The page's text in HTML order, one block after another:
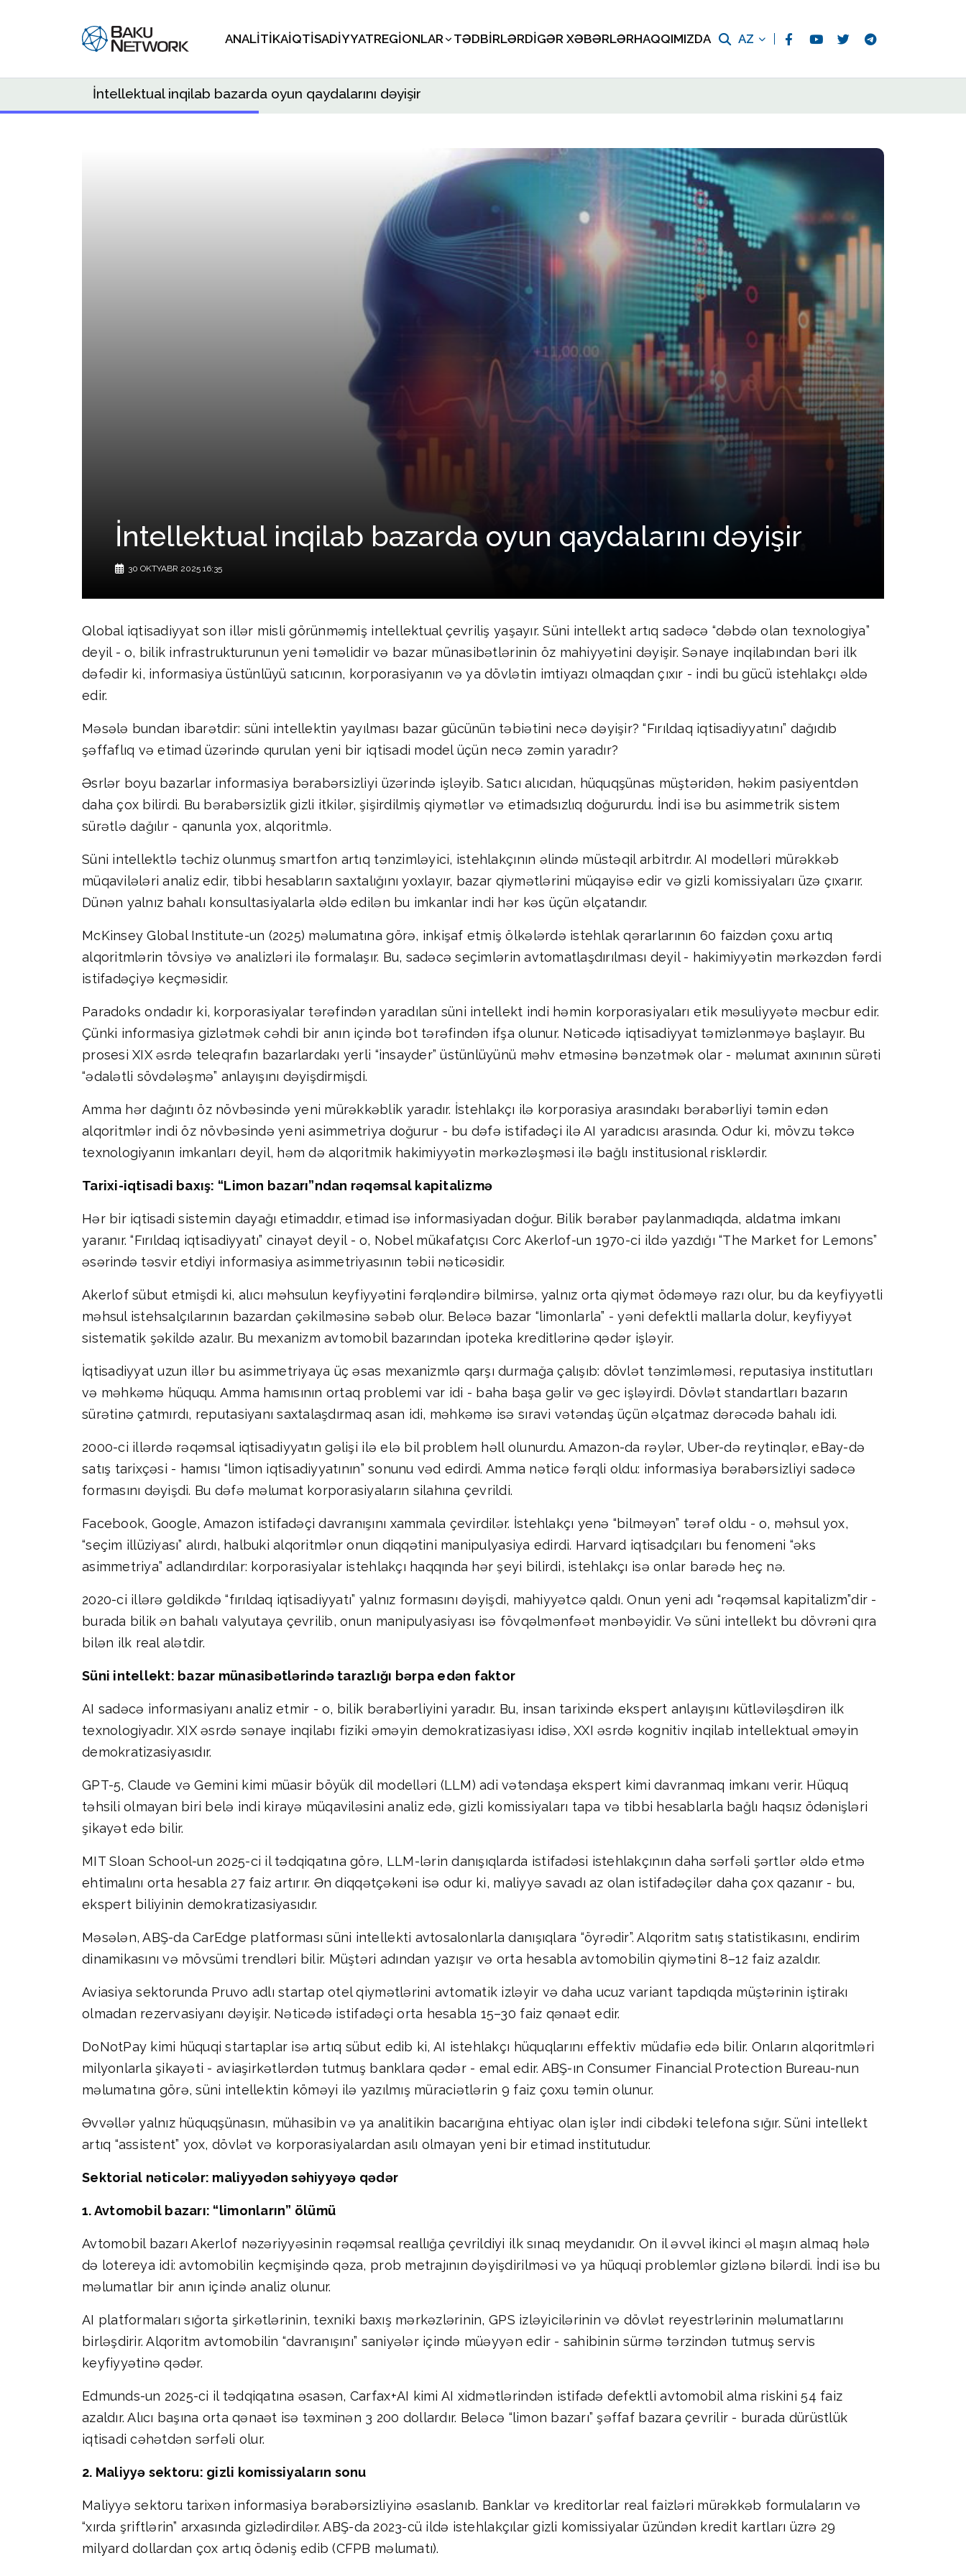
ANALITIKAİQTISADIYYATREGIONLAR TƏDBIRLƏRDIGƏR XƏBƏRLƏRHAQQIMIZDA AZ
İntellektual inqilab bazarda oyun qaydalarını dəyişir
İntellektual inqilab bazarda oyun qaydalarını dəyişir
30 OKTYABR 2025 16:35
Qlobal iqtisadiyyat son illər misli görünməmiş intellektual çevriliş yaşayır. Süni intellekt artıq sadəcə “dəbdə olan texnologiya”
deyil - o, bilik infrastrukturunun yeni təməlidir və bazar münasibətlərinin öz mahiyyətini dəyişir. Sənaye inqilabından bəri ilk
dəfədir ki, informasiya üstünlüyü satıcının, korporasiyanın və ya dövlətin imtiyazı olmaqdan çıxır - indi bu gücü istehlakçı əldə
edir.
Məsələ bundan ibarətdir: süni intellektin yayılması bazar gücünün təbiətini necə dəyişir? “Fırıldaq iqtisadiyyatını” dağıdıb
şəffaflıq və etimad üzərində qurulan yeni bir iqtisadi model üçün necə zəmin yaradır?
Əsrlər boyu bazarlar informasiya bərabərsizliyi üzərində işləyib. Satıcı alıcıdan, hüquqşünas müştəridən, həkim pasiyentdən
daha çox bilirdi. Bu bərabərsizlik gizli itkilər, şişirdilmiş qiymətlər və etimadsızlıq doğururdu. İndi isə bu asimmetrik sistem
sürətlə dağılır - qanunla yox, alqoritmlə.
Süni intellektlə təchiz olunmuş smartfon artıq tənzimləyici, istehlakçının əlində müstəqil arbitrdır. AI modelləri mürəkkəb
müqavilələri analiz edir, tibbi hesabların saxtalığını yoxlayır, bazar qiymətlərini müqayisə edir və gizli komissiyaları üzə çıxarır.
Dünən yalnız bahalı konsultasiyalarla əldə edilən bu imkanlar indi hər kəs üçün əlçatandır.
McKinsey Global Institute-un (2025) məlumatına görə, inkişaf etmiş ölkələrdə istehlak qərarlarının 60 faizdən çoxu artıq
alqoritmlərin tövsiyə və analizləri ilə formalaşır. Bu, sadəcə seçimlərin avtomatlaşdırılması deyil - hakimiyyətin mərkəzdən fərdi
istifadəçiyə keçməsidir.
Paradoks ondadır ki, korporasiyalar tərəfindən yaradılan süni intellekt indi həmin korporasiyaları etik məsuliyyətə məcbur edir.
Çünki informasiya gizlətmək cəhdi bir anın içində bot tərəfindən ifşa olunur. Nəticədə iqtisadiyyat təmizlənməyə başlayır. Bu
prosesi XIX əsrdə teleqrafın bazarlardakı yerli “insayder” üstünlüyünü məhv etməsinə bənzətmək olar - məlumat axınının sürəti
“ədalətli sövdələşmə” anlayışını dəyişdirmişdi.
Amma hər dağıntı öz növbəsində yeni mürəkkəblik yaradır. İstehlakçı ilə korporasiya arasındakı bərabərliyi təmin edən
alqoritmlər indi öz növbəsində yeni asimmetriya doğurur - bu dəfə istifadəçi ilə AI yaradıcısı arasında. Odur ki, mövzu təkcə
texnologiyanın imkanları deyil, həm də alqoritmik hakimiyyətin mərkəzləşməsi ilə bağlı institusional risklərdir.
Tarixi-iqtisadi baxış: “Limon bazarı”ndan rəqəmsal kapitalizmə
Hər bir iqtisadi sistemin dayağı etimaddır, etimad isə informasiyadan doğur. Bilik bərabər paylanmadıqda, aldatma imkanı
yaranır. “Fırıldaq iqtisadiyyatı” cinayət deyil - o, Nobel mükafatçısı Corc Akerlof-un 1970-ci ildə yazdığı “The Market for Lemons”
əsərində təsvir etdiyi informasiya asimmetriyasının təbii nəticəsidir.
Akerlof sübut etmişdi ki, alıcı məhsulun keyfiyyətini fərqləndirə bilmirsə, yalnız orta qiymət ödəməyə razı olur, bu da keyfiyyətli
məhsul istehsalçılarının bazardan çəkilməsinə səbəb olur. Beləcə bazar “limonlarla” - yəni defektli mallarla dolur, keyfiyyət
sistematik şəkildə azalır. Bu mexanizm avtomobil bazarından ipoteka kreditlərinə qədər işləyir.
İqtisadiyyat uzun illər bu asimmetriyaya üç əsas mexanizmlə qarşı durmağa çalışıb: dövlət tənzimləməsi, reputasiya institutları
və məhkəmə hüququ. Amma hamısının ortaq problemi var idi - baha başa gəlir və gec işləyirdi. Dövlət standartları bazarın
sürətinə çatmırdı, reputasiyanı saxtalaşdırmaq asan idi, məhkəmə isə sıravi vətəndaş üçün əlçatmaz dərəcədə bahalı idi.
2000-ci illərdə rəqəmsal iqtisadiyyatın gəlişi ilə elə bil problem həll olunurdu. Amazon-da rəylər, Uber-də reytinqlər, eBay-də
satış tarixçəsi - hamısı “limon iqtisadiyyatının” sonunu vəd edirdi. Amma nəticə fərqli oldu: informasiya bərabərsizliyi sadəcə
formasını dəyişdi. Bu dəfə məlumat korporasiyaların silahına çevrildi.
Facebook, Google, Amazon istifadəçi davranışını xammala çevirdilər. İstehlakçı yenə “bilməyən” tərəf oldu - o, məhsul yox,
“seçim illüziyası” alırdı, halbuki alqoritmlər onun diqqətini manipulyasiya edirdi. Harvard iqtisadçıları bu fenomeni “əks
asimmetriya” adlandırdılar: korporasiyalar istehlakçı haqqında hər şeyi bilirdi, istehlakçı isə onlar barədə heç nə.
2020-ci illərə gəldikdə “fırıldaq iqtisadiyyatı” yalnız formasını dəyişdi, mahiyyətcə qaldı. Onun yeni adı “rəqəmsal kapitalizm”dir -
burada bilik ən bahalı valyutaya çevrilib, onun manipulyasiyası isə fövqəlmənfəət mənbəyidir. Və süni intellekt bu dövrəni qıra
bilən ilk real alətdir.
Süni intellekt: bazar münasibətlərində tarazlığı bərpa edən faktor
AI sadəcə informasiyanı analiz etmir - o, bilik bərabərliyini yaradır. Bu, insan tarixində ekspert anlayışını kütləviləşdirən ilk
texnologiyadır. XIX əsrdə sənaye inqilabı fiziki əməyin demokratizasiyası idisə, XXI əsrdə kognitiv inqilab intellektual əməyin
demokratizasiyasıdır.
GPT-5, Claude və Gemini kimi müasir böyük dil modelləri (LLM) adi vətəndaşa ekspert kimi davranmaq imkanı verir. Hüquq
təhsili olmayan biri belə indi kirayə müqaviləsini analiz edə, gizli komissiyaları tapa və tibbi hesablarla bağlı haqsız ödənişləri
şikayət edə bilir.
MIT Sloan School-un 2025-ci il tədqiqatına görə, LLM-lərin danışıqlarda istifadəsi istehlakçının daha sərfəli şərtlər əldə etmə
ehtimalını orta hesabla 27 faiz artırır. Ən diqqətçəkəni isə odur ki, maliyyə savadı az olan istifadəçilər daha çox qazanır - bu,
ekspert biliyinin demokratizasiyasıdır.
Məsələn, ABŞ-da CarEdge platforması süni intellekti avtosalonlarla danışıqlara “öyrədir”. Alqoritm satış statistikasını, endirim
dinamikasını və mövsümi trendləri bilir. Müştəri adından yazışır və orta hesabla avtomobilin qiymətini 8–12 faiz azaldır.
Aviasiya sektorunda Pruvo adlı startap otel qiymətlərini avtomatik izləyir və daha ucuz variant tapdıqda müştərinin iştirakı
olmadan rezervasiyanı dəyişir. Nəticədə istifadəçi orta hesabla 15–30 faiz qənaət edir.
DoNotPay kimi hüquqi startaplar isə artıq sübut edib ki, AI istehlakçı hüquqlarını effektiv müdafiə edə bilir. Onların alqoritmləri
milyonlarla şikayəti - aviaşirkətlərdən tutmuş banklara qədər - emal edir. ABŞ-ın Consumer Financial Protection Bureau-nun
məlumatına görə, süni intellektin köməyi ilə yazılmış müraciətlərin 9 faiz çoxu təmin olunur.
Əvvəllər yalnız hüquqşünasın, mühasibin və ya analitikin bacarığına ehtiyac olan işlər indi cibdəki telefona sığır. Süni intellekt
artıq “assistent” yox, dövlət və korporasiyalardan asılı olmayan yeni bir etimad institutudur.
Sektorial nəticələr: maliyyədən səhiyyəyə qədər
1. Avtomobil bazarı: “limonların” ölümü
Avtomobil bazarı Akerlof nəzəriyyəsinin rəqəmsal reallığa çevrildiyi ilk sınaq meydanıdır. On il əvvəl ikinci əl maşın almaq hələ
də lotereya idi: avtomobilin keçmişində qəza, prob metrajının dəyişdirilməsi və ya hüquqi problemlər gizlənə bilərdi. İndi isə bu
məlumatlar bir anın içində analiz olunur.
AI platformaları sığorta şirkətlərinin, texniki baxış mərkəzlərinin, GPS izləyicilərinin və dövlət reyestrlərinin məlumatlarını
birləşdirir. Alqoritm avtomobilin “davranışını” saniyələr içində müəyyən edir - sahibinin sürmə tərzindən tutmuş servis
keyfiyyətinə qədər.
Edmunds-un 2025-ci il tədqiqatına əsasən, Carfax+AI kimi AI xidmətlərindən istifadə defektli avtomobil alma riskini 54 faiz
azaldır. Alıcı başına orta qənaət isə təxminən 3 200 dollardır. Beləcə “limon bazarı” şəffaf bazara çevrilir - burada dürüstlük
iqtisadi cəhətdən sərfəli olur.
2. Maliyyə sektoru: gizli komissiyaların sonu
Maliyyə sektoru tarixən informasiya bərabərsizliyinə əsaslanıb. Banklar və kreditorlar real faizləri mürəkkəb formulaların və
“xırda şriftlərin” arxasında gizlədirdilər. ABŞ-da 2023-cü ildə istehlakçılar gizli komissiyalar üzündən kredit kartları üzrə 29
milyard dollardan çox artıq ödəniş edib (CFPB məlumatı).